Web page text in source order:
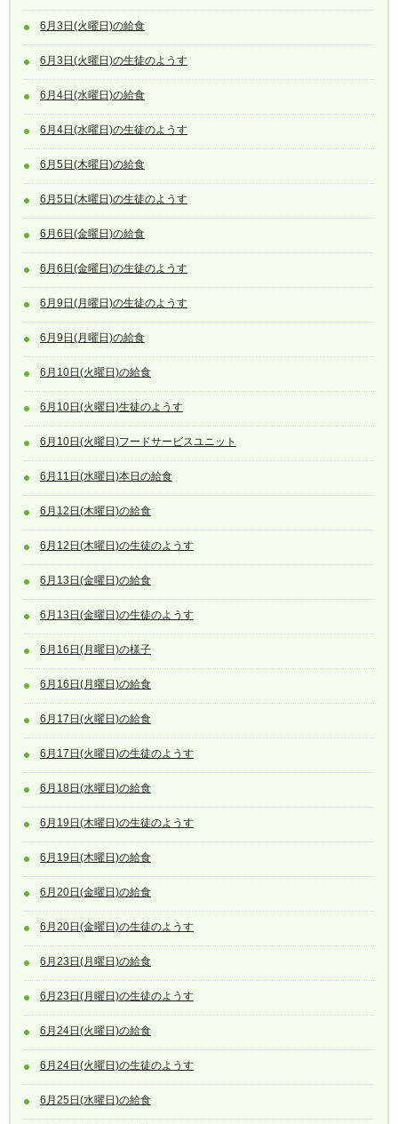
6月3日(火曜日)の給食
6月3日(火曜日)の生徒のようす
6月4日(水曜日)の給食
6月4日(水曜日)の生徒のようす
6月5日(木曜日)の給食
6月5日(木曜日)の生徒のようす
6月6日(金曜日)の給食
6月6日(金曜日)の生徒のようす
6月9日(月曜日)の生徒のようす
6月9日(月曜日)の給食
6月10日(火曜日)の給食
6月10日(火曜日)生徒のようす
6月10日(火曜日)フードサービスユニット
6月11日(水曜日)本日の給食
6月12日(木曜日)の給食
6月12日(木曜日)の生徒のようす
6月13日(金曜日)の給食
6月13日(金曜日)の生徒のようす
6月16日(月曜日)の様子
6月16日(月曜日)の給食
6月17日(火曜日)の給食
6月17日(火曜日)の生徒のようす
6月18日(水曜日)の給食
6月19日(木曜日)の生徒のようす
6月19日(木曜日)の給食
6月20日(金曜日)の給食
6月20日(金曜日)の生徒のようす
6月23日(月曜日)の給食
6月23日(月曜日)の生徒のようす
6月24日(火曜日)の給食
6月24日(火曜日)の生徒のようす
6月25日(水曜日)の給食